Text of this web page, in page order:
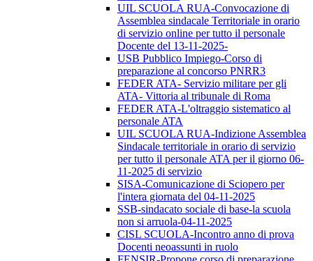
UIL SCUOLA RUA-Convocazione di
Assemblea sindacale Territoriale in orario
di servizio online per tutto il personale
Docente del 13-11-2025-
USB Pubblico Impiego-Corso di
preparazione al concorso PNRR3
FEDER ATA- Servizio militare per gli
ATA- Vittoria al tribunale di Roma
FEDER ATA-L'oltraggio sistematico al
personale ATA
UIL SCUOLA RUA-Indizione Assemblea
Sindacale territoriale in orario di servizio
per tutto il personale ATA per il giorno 06-
11-2025 di servizio
SISA-Comunicazione di Sciopero per
l'intera giornata del 04-11-2025
SSB-sindacato sociale di base-la scuola
non si arruola-04-11-2025
CISL SCUOLA-Incontro anno di prova
Docenti neoassunti in ruolo